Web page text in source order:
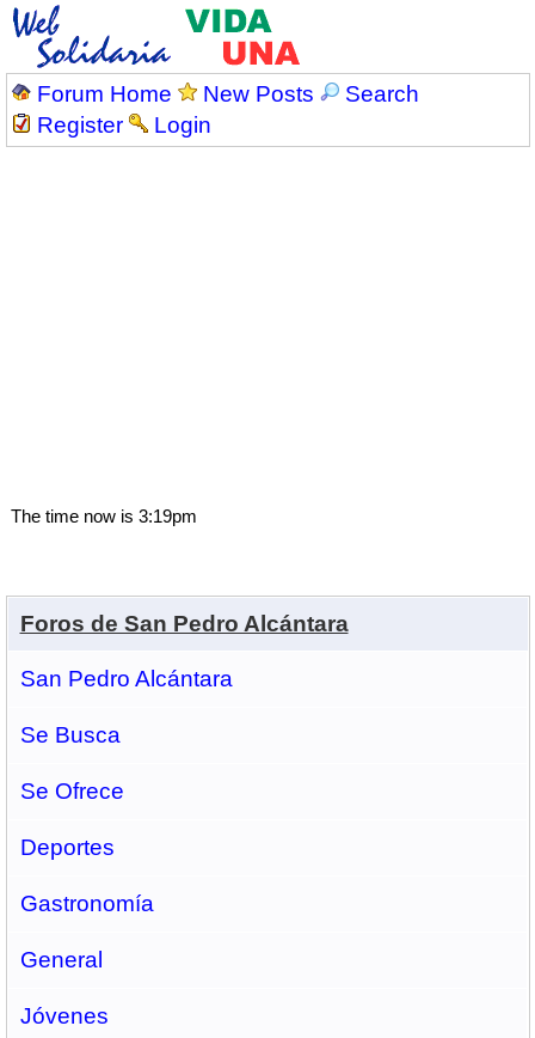
Forum Home New Posts
Search
Register
Login
The time now is 3:19pm
Foros de San Pedro Alcántara
San Pedro Alcántara
Se Busca
Se Ofrece
Deportes
Gastronomí­a
General
Jóvenes